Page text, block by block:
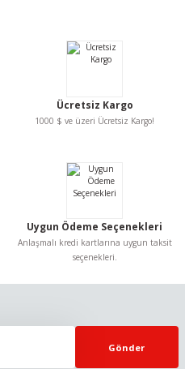
bulunuyor.
olmalı.
Ücretsiz Kargo
1000 $ ve üzeri Ücretsiz Kargo!
Uygun Ödeme Seçenekleri
Anlaşmalı kredi kartlarına uygun taksit
seçenekleri.
Gönder